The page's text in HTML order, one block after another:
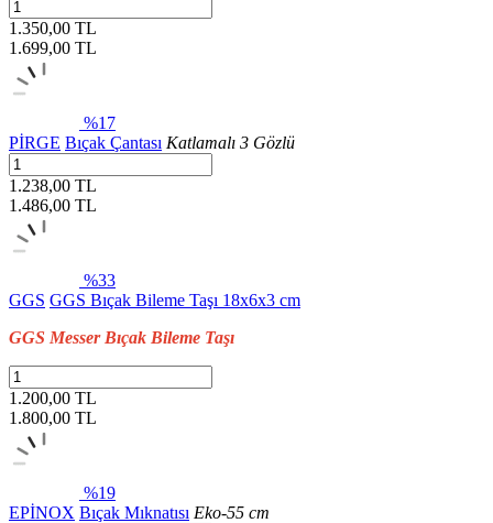
1.350,00 TL
1.699,00 TL
%17
PİRGE Bıçak Çantası Katlamalı 3 Gözlü
1.238,00 TL
1.486,00 TL
%33
GGS GGS Bıçak Bileme Taşı 18x6x3 cm
GGS Messer Bıçak Bileme Taşı
1.200,00 TL
1.800,00 TL
%19
EPİNOX Bıçak Mıknatısı Eko-55 cm